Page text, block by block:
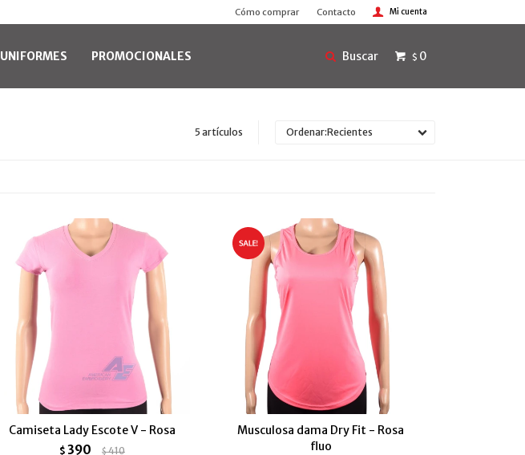
UNIFORMES PROMOCIONALES $ 0
Cómo comprar Contacto
5 artículos Recientes
Camiseta Lady Escote V - Rosa
$ 390 $410
Musculosa dama Dry Fit - Rosa
fluo